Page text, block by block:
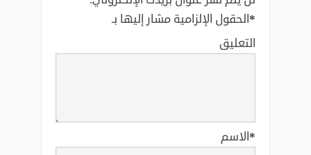
الحقول الإلزامية مشار إليها بـ*
التعليق
الاسم*